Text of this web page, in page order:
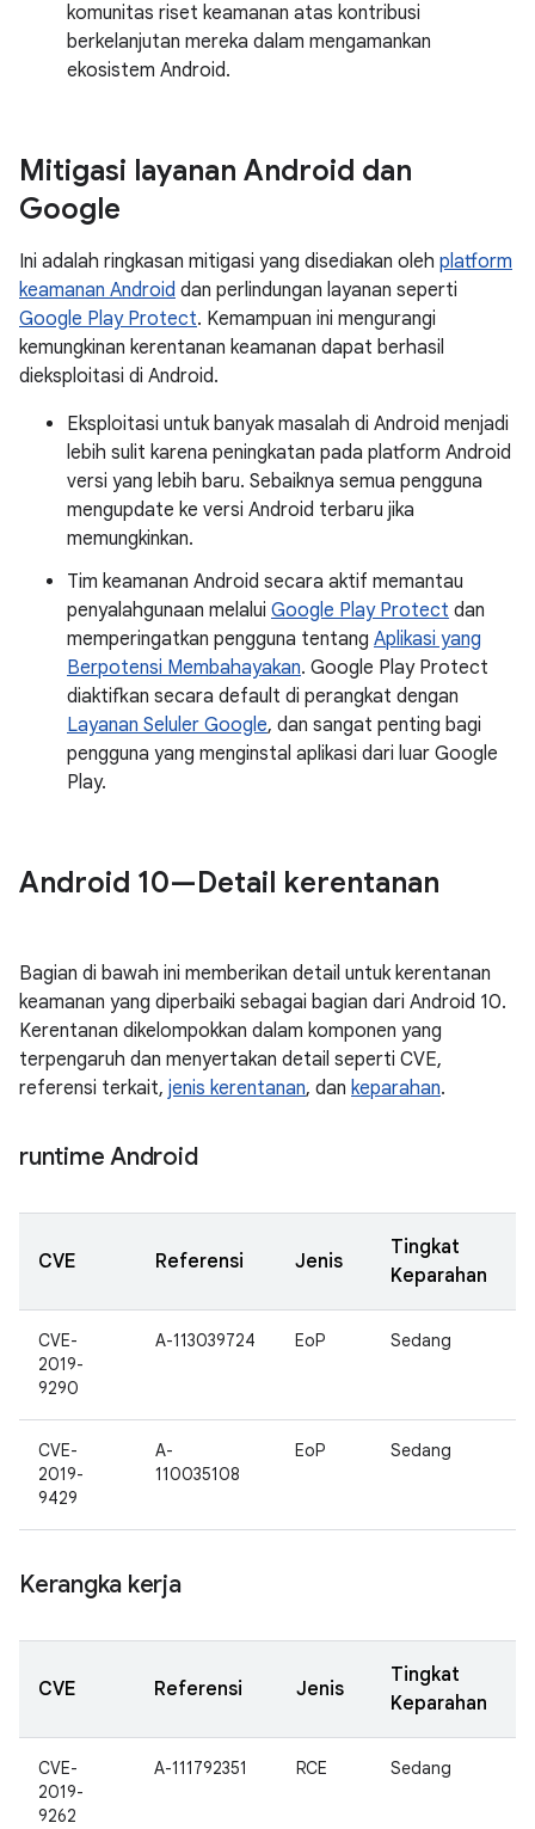
komunitas riset keamanan atas kontribusi
berkelanjutan mereka dalam mengamankan
ekosistem Android.
Mitigasi layanan Android dan
Google
Ini adalah ringkasan mitigasi yang disediakan oleh platform
keamanan Android dan perlindungan layanan seperti
Google Play Protect. Kemampuan ini mengurangi
kemungkinan kerentanan keamanan dapat berhasil
dieksploitasi di Android.
Eksploitasi untuk banyak masalah di Android menjadi
lebih sulit karena peningkatan pada platform Android
versi yang lebih baru. Sebaiknya semua pengguna
mengupdate ke versi Android terbaru jika
memungkinkan.
Tim keamanan Android secara aktif memantau
penyalahgunaan melalui Google Play Protect dan
memperingatkan pengguna tentang Aplikasi yang
Berpotensi Membahayakan. Google Play Protect
diaktifkan secara default di perangkat dengan
Layanan Seluler Google, dan sangat penting bagi
pengguna yang menginstal aplikasi dari luar Google
Play.
Android 10—Detail kerentanan
Bagian di bawah ini memberikan detail untuk kerentanan
keamanan yang diperbaiki sebagai bagian dari Android 10.
Kerentanan dikelompokkan dalam komponen yang
terpengaruh dan menyertakan detail seperti CVE,
referensi terkait, jenis kerentanan, dan keparahan.
runtime Android
CVE Referensi Jenis
Tingkat
Keparahan
CVE-
2019-
9290
A-113039724 EoP Sedang
CVE-
2019-
9429
A-
110035108
EoP Sedang
Kerangka kerja
CVE Referensi Jenis
Tingkat
Keparahan
CVE-
2019-
9262
A-111792351 RCE Sedang